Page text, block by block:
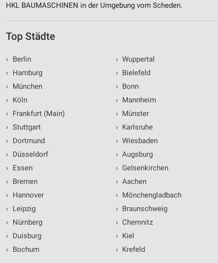
HKL BAUMASCHINEN in der Umgebung vom Scheden.
Top Städte
›
Berlin
›
Hamburg
›
München
›
Köln
›
Frankfurt (Main)
› Stuttgart
›
Dortmund
›
Düsseldorf
›
Essen
›
Bremen
›
Hannover
›
Leipzig
›
Nürnberg
›
Duisburg
›
Bochum
› Wuppertal
› Bielefeld
› Bonn
› Mannheim
› Münster
› Karlsruhe
› Wiesbaden
› Augsburg
› Gelsenkirchen
› Aachen
› Mönchengladbach
› Braunschweig
› Chemnitz
› Kiel
› Krefeld